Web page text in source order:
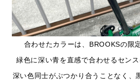
合わせたカラーは、BROOKSの限
緑色に深い青を直感で合わせるセンス
深い色同士がぶつかり合うことなく、